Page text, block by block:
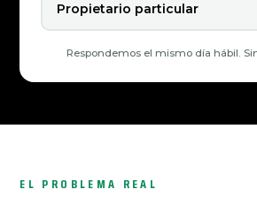
Propietario particular
Respondemos el mismo día hábil.
EL PROBLEMA REAL